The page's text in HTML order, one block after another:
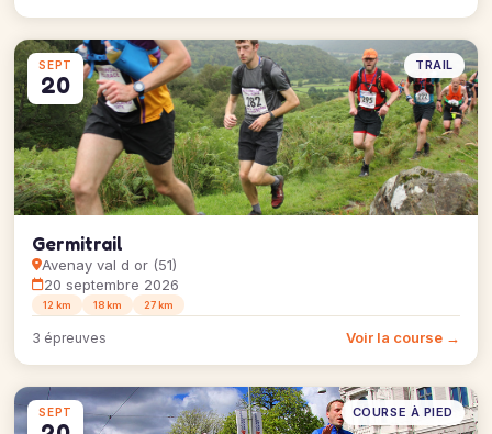
SEPT
20
TRAIL
Germitrail
Avenay val d or (51)
20 septembre 2026
12 km 18 km 27 km
3 épreuves Voir la course →
SEPT COURSE À PIED